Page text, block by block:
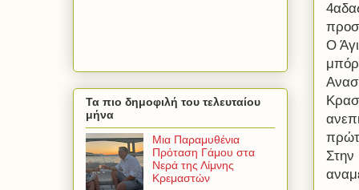
Ο
Στην
Τα πιο δημοφιλή του τελευταίου
μήνα
Μια Παραμυθένια
Πρόταση Γάμου στα
Νερά της Λίμνης
Κρεμαστών